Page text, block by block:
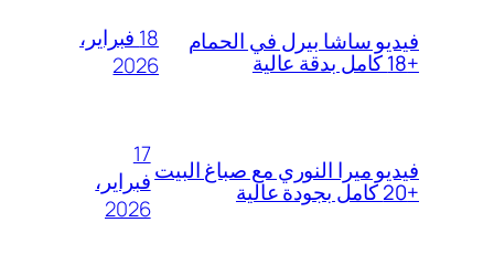
فيديو ساشا بيرل في الحمام
+18 كامل بدقة عالية
18 فبراير،
2026
فيديو ميرا النوري مع صباغ البيت
+20 كامل بجودة عالية
17
فبراير،
2026